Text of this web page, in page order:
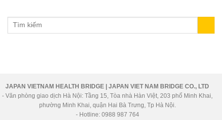
JAPAN VIETNAM HEALTH BRIDGE | JAPAN VIET NAM BRIDGE CO., LTD
- Văn phòng giao dịch Hà Nội: Tầng 15, Tòa nhà Hàn Việt, 203 phố Minh Khai,
phường Minh Khai, quận Hai Bà Trưng, Tp Hà Nội.
- Hotline: 0988 987 764